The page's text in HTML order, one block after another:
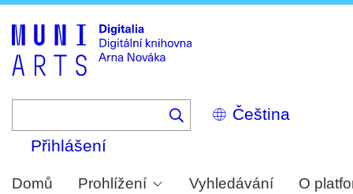
Select
your
Přihlášení
Domů Prohlížení Vyhledávání O